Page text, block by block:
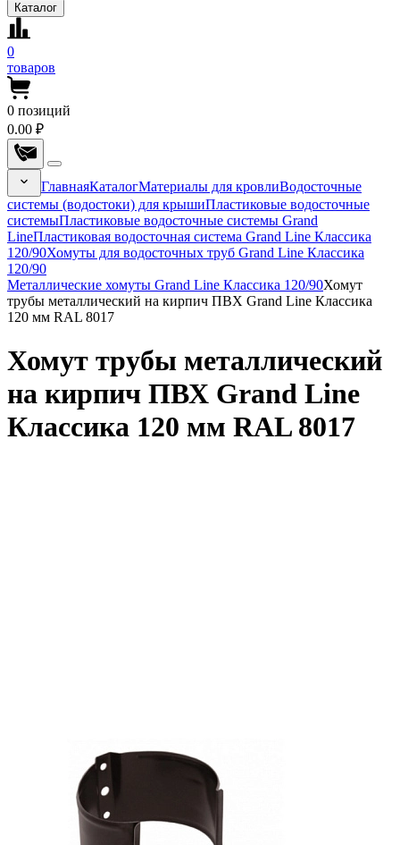
Каталог
0
товаров
0 позиций
0.00 ₽
ГлавнаяКаталогМатериалы для кровлиВодосточные
системы (водостоки) для крышиПластиковые водосточные
системыПластиковые водосточные системы Grand
LineПластиковая водосточная система Grand Line Классика
120/90Хомуты для водосточных труб Grand Line Классика
120/90
Металлические хомуты Grand Line Классика 120/90Хомут
трубы металлический на кирпич ПВХ Grand Line Классика
120 мм RAL 8017
Хомут трубы металлический
на кирпич ПВХ Grand Line
Классика 120 мм RAL 8017